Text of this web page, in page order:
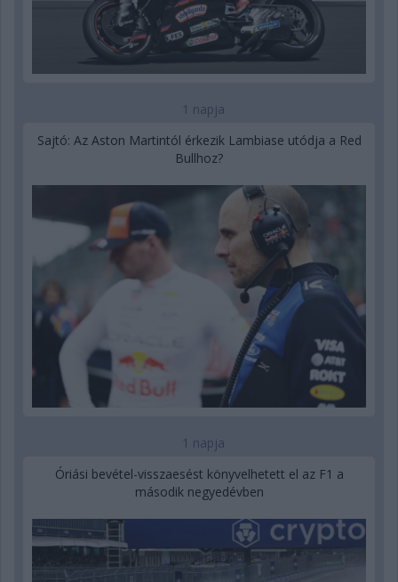
1 napja
Sajtó: Az Aston Martintól érkezik Lambiase utódja a Red
Bullhoz?
1 napja
Óriási bevétel-visszaesést könyvelhetett el az F1 a
második negyedévben